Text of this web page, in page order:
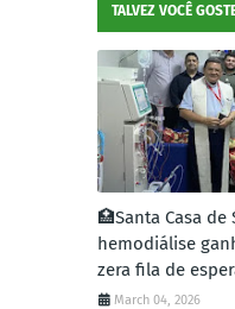
TALVEZ VOCÊ
🏥Santa Casa
hemodiálise
zera fila de
March 04, 2026